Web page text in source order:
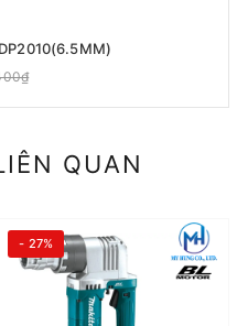
QUAN
- 27%